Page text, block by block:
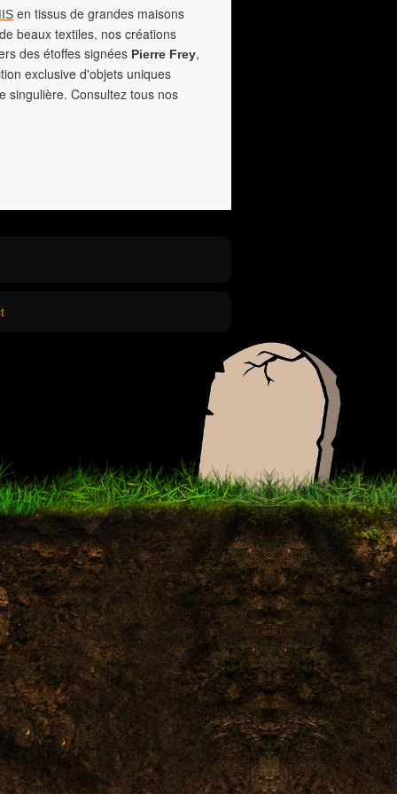
en tissus de grandes maisons
beaux textiles, nos créations
des étoffes signées Pierre Frey,
exclusive d'objets uniques
singulière. Consultez tous nos